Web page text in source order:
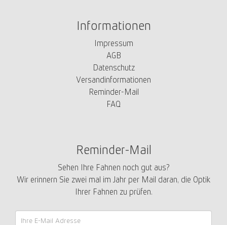
Informationen
Impressum
AGB
Datenschutz
Versandinformationen
Reminder-Mail
FAQ
Reminder-Mail
Sehen Ihre Fahnen noch gut aus?
Wir erinnern Sie zwei mal im Jahr per Mail daran, die Optik
Ihrer Fahnen zu prüfen.